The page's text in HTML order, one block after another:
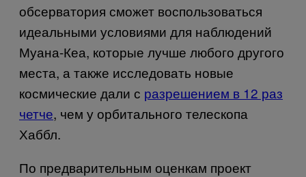
обсерватория сможет воспользоваться
идеальными условиями для наблюдений
Муана-Кеа, которые лучше любого другого
места, а также исследовать новые
космические дали с разрешением в 12 раз
четче, чем у орбитального телескопа
Хаббл.
По предварительным оценкам проект